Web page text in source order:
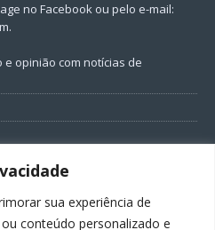
sua experiência de
conteúdo personalizado e
no Facebook ou pelo e-mail:
.
opinião com notícias de